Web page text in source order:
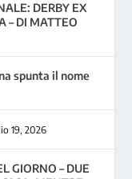
DERBY EX
– DI MATTEO
spunta il nome
19, 2026
GIORNO – DUE